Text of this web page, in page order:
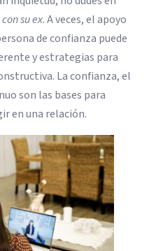
su ex. A veces, el apoyo
de confianza puede
y estrategias para
La confianza, el
son las bases para
en una relación.